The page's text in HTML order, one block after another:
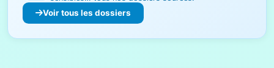
Voir tous les dossiers